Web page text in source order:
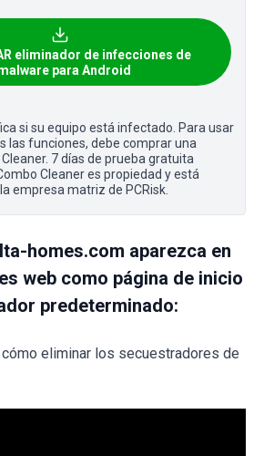
eliminador de infecciones de
para Android
si su equipo está infectado. Para usar
las funciones, debe comprar una
7 días de prueba gratuita
Cleaner es propiedad y está
empresa matriz de PCRisk.
homes.com aparezca en
web como página de inicio
predeterminado:
eliminar los secuestradores de